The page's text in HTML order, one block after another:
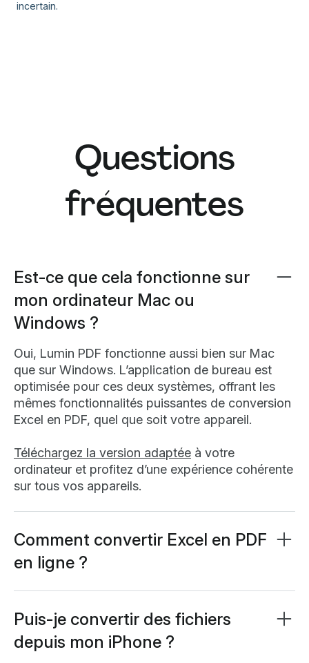
incertain.
Questions
fréquentes
Est-ce que cela fonctionne sur
mon ordinateur Mac ou
Windows ?
Oui, Lumin PDF fonctionne aussi bien sur Mac
que sur Windows. L’application de bureau est
optimisée pour ces deux systèmes, offrant les
mêmes fonctionnalités puissantes de conversion
Excel en PDF, quel que soit votre appareil.
Téléchargez la version adaptée à votre
ordinateur et profitez d’une expérience cohérente
sur tous vos appareils.
Comment convertir Excel en PDF
en ligne ?
convertisseur, choisissez les paramètres
souhaités, puis cliquez sur convertir. Votre PDF
sera prêt au téléchargement en quelques
Puis-je convertir des fichiers
depuis mon iPhone ?